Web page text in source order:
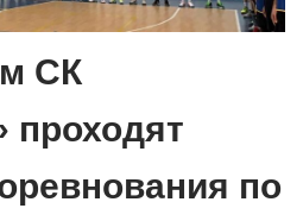
СК
проходят
по